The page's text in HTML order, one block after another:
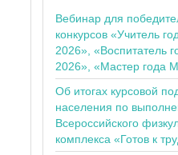
Вебинар для
конкурсов «Учитель
2026», «Воспитатель
2026», «Мастер года
Об итогах курсовой
населения по
Всероссийского
комплекса «Готов к